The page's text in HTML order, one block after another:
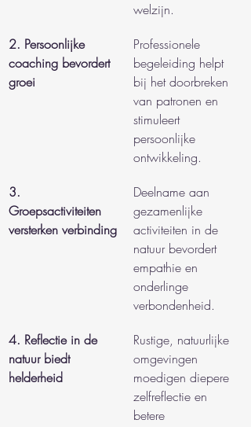
welzijn.
2. Persoonlijke
coaching bevordert
groei
Professionele
begeleiding helpt
bij het doorbreken
van patronen en
stimuleert
persoonlijke
ontwikkeling.
3.
Groepsactiviteiten
versterken verbinding
Deelname aan
gezamenlijke
activiteiten in de
natuur bevordert
empathie en
onderlinge
verbondenheid.
4. Reflectie in de
natuur biedt
helderheid
Rustige, natuurlijke
omgevingen
moedigen diepere
zelfreflectie en
betere